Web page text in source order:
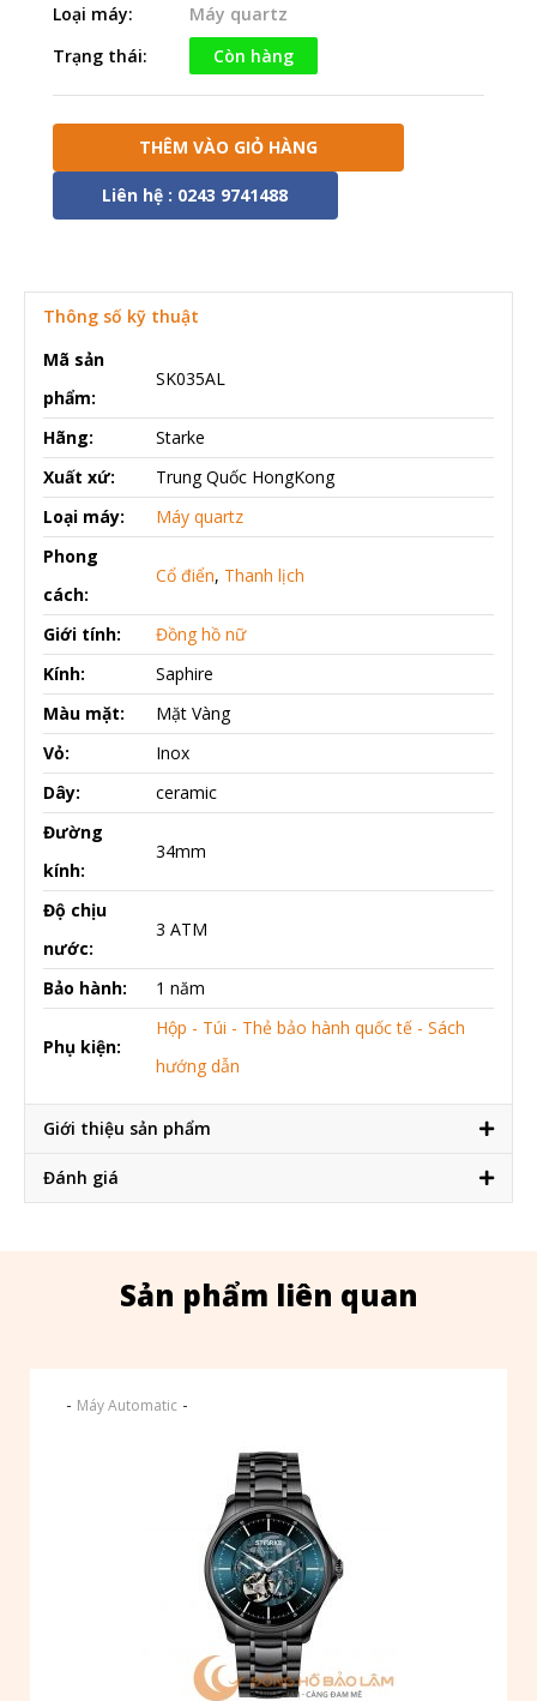
Loại máy:
Máy quartz
Trạng thái:
Còn hàng
THÊM VÀO GIỎ HÀNG
Liên hệ : 0243 9741488
Thông số kỹ thuật
Mã sản
phẩm:
SK035AL
Hãng:
Starke
Xuất xứ:
Trung Quốc HongKong
Loại máy:
Máy quartz
Phong
cách:
Cổ điển, Thanh lịch
Giới tính:
Đồng hồ nữ
Kính:
Saphire
Màu mặt:
Mặt Vàng
Vỏ:
Inox
Dây:
ceramic
Đường
kính:
34mm
Độ chịu
nước:
3 ATM
Bảo hành: 1 năm
Phụ kiện:
Hộp - Túi - Thẻ bảo hành quốc tế - Sách
hướng dẫn
Giới thiệu sản phẩm
Đánh giá
Sản phẩm liên quan
- Máy Automatic -